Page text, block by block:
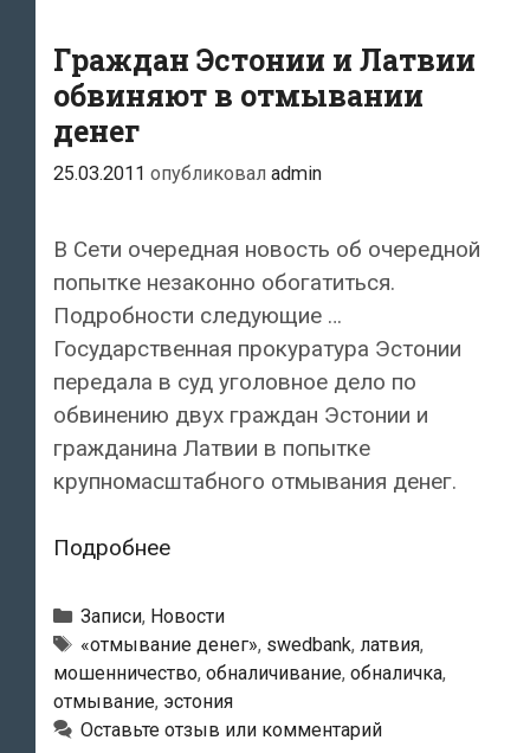
клиентов
Граждан Эстонии и Латвии
обвиняют в отмывании
денег
25.03.2011 опубликовал admin
В Сети очередная новость об очередной
попытке незаконно обогатиться.
Подробности следующие …
Государственная прокуратура Эстонии
передала в суд уголовное дело по
обвинению двух граждан Эстонии и
гражданина Латвии в попытке
крупномасштабного отмывания денег.
ПодробнееГраждан
и
Латвии
обвиняют
в
отмывании
Рубрики
Записи, Новости
Метки
«отмывание денег», swedbank, латвия,
мошенничество, обналичивание, обналичка,
отмывание, эстония
Оставьте отзыв или комментарий